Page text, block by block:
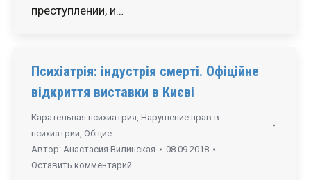
преступлении, и…
Психіатрія: індустрія смерті. Офіційне
відкриття виставки в Києві
Карательная психиатрия, Нарушение прав в
психиатрии, Общие
Автор: Анастасия Вилинская
08.09.2018
Оставить комментарий